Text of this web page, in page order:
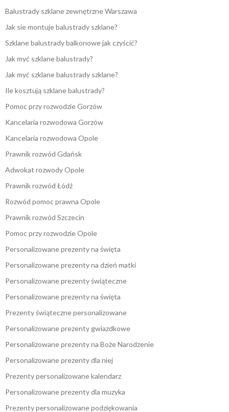
Balustrady szklane zewnętrzne Warszawa
Jak sie montuje balustrady szklane?
Szklane balustrady balkonowe jak czyścić?
Jak myć szklane balustrady?
Jak myć szklane balustrady szklane?
Ile kosztują szklane balustrady?
Pomoc przy rozwodzie Gorzów
Kancelaria rozwodowa Gorzów
Kancelaria rozwodowa Opole
Prawnik rozwód Gdańsk
Adwokat rozwody Opole
Prawnik rozwód Łódź
Rozwód pomoc prawna Opole
Prawnik rozwód Szczecin
Pomoc przy rozwodzie Opole
Personalizowane prezenty na święta
Personalizowane prezenty na dzień matki
Personalizowane prezenty świąteczne
Personalizowane prezenty na święta
Prezenty świąteczne personalizowane
Personalizowane prezenty gwiazdkowe
Personalizowane prezenty na Boże Narodzenie
Personalizowane prezenty dla niej
Prezenty personalizowane kalendarz
Personalizowane prezenty dla muzyka
Prezenty personalizowane podziękowania